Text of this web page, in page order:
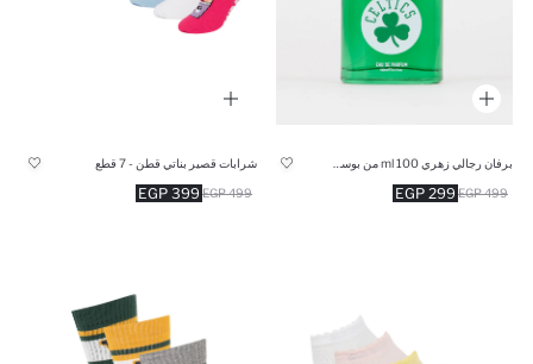
299 EGP 499 EGP
شرابات قصير بناتي قطن - 7 قطع
399 EGP 499 EGP